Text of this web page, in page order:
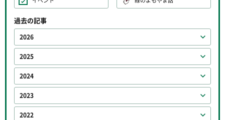
過去の記事
2026
2025
2024
2023
2022